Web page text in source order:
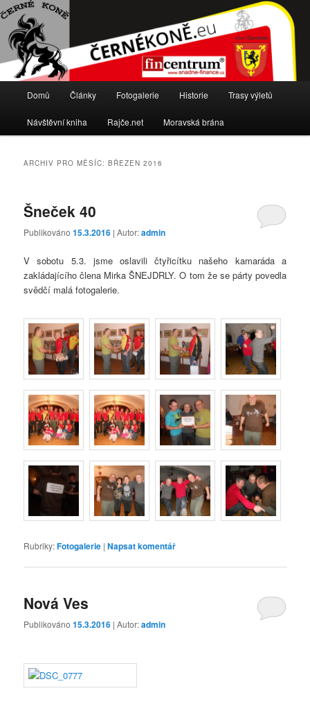
Černé koně
Stránky cyklistického oddílu TJ Sokol Černotín
navigační
Přejít
k
webu
Přejít
k
panelu
Domů Články Fotogalerie Historie Trasy výletů
Návštěvní kniha Rajče.net Moravská brána
ARCHIV PRO MĚSÍC:BŘEZEN 2016
Šneček 40
Publikováno15.3.2016 | Autor:admin
V sobotu 5.3. jsme oslavili čtyřicítku našeho kamaráda a
zakládajícího člena Mirka ŠNEJDRLY. O tom že se párty povedla
svědčí malá fotogalerie.
Rubriky:Fotogalerie |Napsat komentář
Nová Ves
Publikováno15.3.2016 | Autor:admin